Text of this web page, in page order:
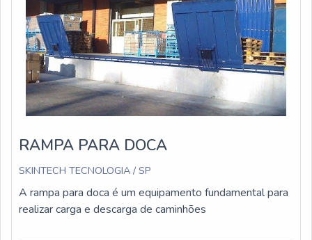
RAMPA PARA DOCA
SKINTECH TECNOLOGIA / SP
A rampa para doca é um equipamento fundamental para
realizar carga e descarga de caminhões